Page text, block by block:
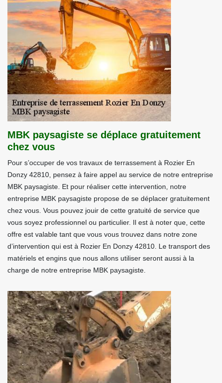
MBK paysagiste se déplace gratuitement
chez vous
Pour s’occuper de vos travaux de terrassement à Rozier En
Donzy 42810, pensez à faire appel au service de notre entreprise
MBK paysagiste. Et pour réaliser cette intervention, notre
entreprise MBK paysagiste propose de se déplacer gratuitement
chez vous. Vous pouvez jouir de cette gratuité de service que
vous soyez professionnel ou particulier. Il est à noter que, cette
offre est valable tant que vous vous trouvez dans notre zone
d’intervention qui est à Rozier En Donzy 42810. Le transport des
matériels et engins que nous allons utiliser seront aussi à la
charge de notre entreprise MBK paysagiste.